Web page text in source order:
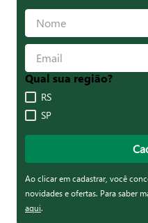
Qual sua região?
RS
SP
Ao clicar em cadastrar, você
novidades e ofertas. Para saber
aqui.